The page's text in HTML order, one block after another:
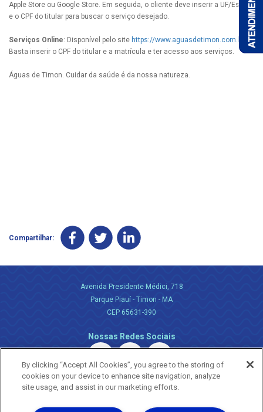
Apple Store ou Google Store. Em seguida, o cliente deve inserir a UF/Estado
e o CPF do titular para buscar o serviço desejado.
Serviços Online: Disponível pelo site https://www.aguasdetimon.com.br/
.
Basta inserir o CPF do titular e a matrícula e ter acesso aos serviços.
Águas de Timon. Cuidar da saúde é da nossa natureza.
Compartilhar:
Avenida Presidente Médici, 718
Parque Piauí - Timon - MA
CEP 65631-390
Nossas Redes Sociais
By clicking “Accept All Cookies”, you agree to the storing of
cookies on your device to enhance site navigation, analyze
site usage, and assist in our marketing efforts.